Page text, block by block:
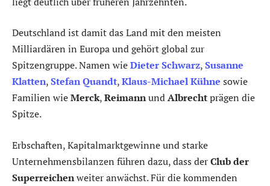
Deutschland ist damit das Land mit den meisten
Milliardären in Europa und gehört global zur
Spitzengruppe. Namen wieDieter Schwarz,Susanne
Klatten,Stefan Quandt,Klaus-Michael Kühne sowie
Familien wieMerck,ReimannundAlbrechtprägen die
Spitze.
Erbschaften, Kapitalmarktgewinne und starke
Unternehmensbilanzen führen dazu, dass derClub der
Superreichenweiter anwächst. Für die kommenden